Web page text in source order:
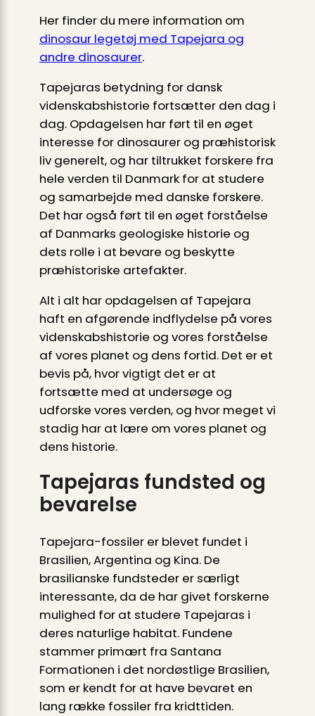
Her finder du mere information om
dinosaur legetøj med Tapejara og
andre dinosaurer.
Tapejaras betydning for dansk
videnskabshistorie fortsætter den dag i
dag. Opdagelsen har ført til en øget
interesse for dinosaurer og præhistorisk
liv generelt, og har tiltrukket forskere fra
hele verden til Danmark for at studere
og samarbejde med danske forskere.
Det har også ført til en øget forståelse
af Danmarks geologiske historie og
dets rolle i at bevare og beskytte
præhistoriske artefakter.
Alt i alt har opdagelsen af Tapejara
haft en afgørende indflydelse på vores
videnskabshistorie og vores forståelse
af vores planet og dens fortid. Det er et
bevis på, hvor vigtigt det er at
fortsætte med at undersøge og
udforske vores verden, og hvor meget vi
stadig har at lære om vores planet og
dens historie.
Tapejaras fundsted og
bevarelse
Tapejara-fossiler er blevet fundet i
Brasilien, Argentina og Kina. De
brasilianske fundsteder er særligt
interessante, da de har givet forskerne
mulighed for at studere Tapejaras i
deres naturlige habitat. Fundene
stammer primært fra Santana
Formationen i det nordøstlige Brasilien,
som er kendt for at have bevaret en
lang række fossiler fra kridttiden.